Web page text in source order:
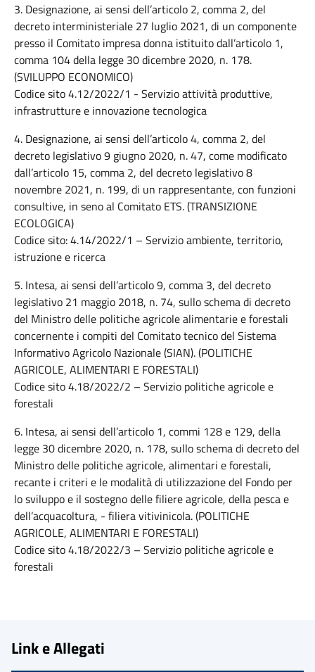
3. Designazione, ai sensi dell’articolo 2, comma 2, del
decreto interministeriale 27 luglio 2021, di un componente
presso il Comitato impresa donna istituito dall’articolo 1,
comma 104 della legge 30 dicembre 2020, n. 178.
(SVILUPPO ECONOMICO)
Codice sito 4.12/2022/1 - Servizio attività produttive,
infrastrutture e innovazione tecnologica
4. Designazione, ai sensi dell’articolo 4, comma 2, del
decreto legislativo 9 giugno 2020, n. 47, come modificato
dall’articolo 15, comma 2, del decreto legislativo 8
novembre 2021, n. 199, di un rappresentante, con funzioni
consultive, in seno al Comitato ETS. (TRANSIZIONE
ECOLOGICA)
Codice sito: 4.14/2022/1 – Servizio ambiente, territorio,
istruzione e ricerca
5. Intesa, ai sensi dell’articolo 9, comma 3, del decreto
legislativo 21 maggio 2018, n. 74, sullo schema di decreto
del Ministro delle politiche agricole alimentarie e forestali
concernente i compiti del Comitato tecnico del Sistema
Informativo Agricolo Nazionale (SIAN). (POLITICHE
AGRICOLE, ALIMENTARI E FORESTALI)
Codice sito 4.18/2022/2 – Servizio politiche agricole e
forestali
6. Intesa, ai sensi dell’articolo 1, commi 128 e 129, della
legge 30 dicembre 2020, n. 178, sullo schema di decreto del
Ministro delle politiche agricole, alimentari e forestali,
recante i criteri e le modalità di utilizzazione del Fondo per
lo sviluppo e il sostegno delle filiere agricole, della pesca e
dell’acquacoltura, - filiera vitivinicola. (POLITICHE
AGRICOLE, ALIMENTARI E FORESTALI)
Codice sito 4.18/2022/3 – Servizio politiche agricole e
forestali
Link e Allegati